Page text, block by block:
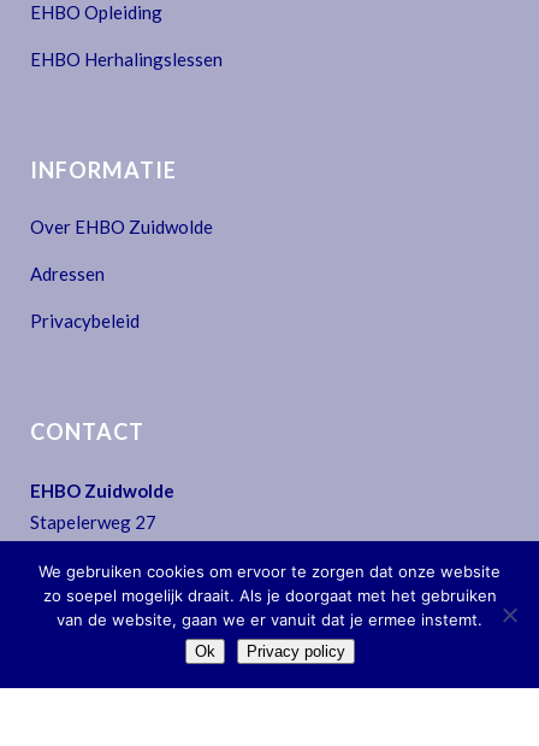
EHBO Opleiding
EHBO Herhalingslessen
INFORMATIE
Over EHBO Zuidwolde
Adressen
Privacybeleid
CONTACT
EHBO Zuidwolde
Stapelerweg 27
T:0522 - 44 30 07
secretariaat@ehbo-zuidwolde.nl
We gebruiken cookies om ervoor te zorgen dat onze website
zo soepel mogelijk draait. Als je doorgaat met het gebruiken
van de website, gaan we er vanuit dat je ermee instemt.
Ok Privacy policy